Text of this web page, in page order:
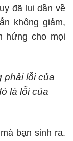
đã lui dần về
không giảm,
hứng cho mọi
phải lỗi của
là lỗi của
bạn sinh ra.